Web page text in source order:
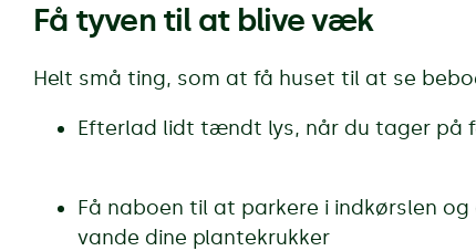
Få tyven til at blive væk
Helt små ting, som at få huset til at se
Efterlad lidt tændt lys, når du tager på
Få naboen til at parkere i indkørslen
vande dine plantekrukker